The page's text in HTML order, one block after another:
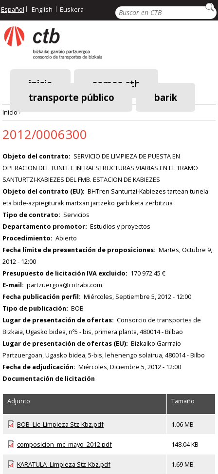
Pasar
contenido
principal
Buscar
Español English Euskera
Menú
principal
inicio
somos ctb
transporte público
barik
Ruta
de
navegación
Inicio›
2012/0006300
Objeto del contrato
SERVICIO DE LIMPIEZA DE PUESTA EN
OPERACION DEL TUNEL E INFRAESTRUCTURAS VIARIAS EN EL TRAMO
SANTURTZI-KABIEZES DEL FMB. ESTACION DE KABIEZES
Objeto del contrato (EU) BHTren Santurtzi-Kabiezes tartean tunela
eta bide-azpiegiturak martxan jartzeko garbiketa zerbitzua
Tipo de contrato
Servicios
Departamento promotor Estudios y proyectos
Procedimiento
Abierto
Fecha límite de presentación de proposiciones Martes, Octubre 9,
2012 - 12:00
Presupuesto de licitación IVA excluido
170 972.45 €
E-mail
partzuergoa@cotrabi.com
Fecha publicación perfil
Miércoles, Septiembre 5, 2012 - 12:00
Tipo de publicación
BOB
Lugar de presentación de ofertas Consorcio de transportes de
Bizkaia, Ugasko bidea, nº5 - bis, primera planta, 480014 - Bilbao
Lugar de presentación de ofertas (EU) Bizkaiko Garrraio
Partzuergoan, Ugasko bidea, 5-bis, lehenengo solairua, 480014 - Bilbo
Fecha de adjudicación
Miércoles, Diciembre 5, 2012 - 12:00
Documentación de licitación
Adjunto Tamaño
BOB_Lic_Limpieza Stz-Kbz.pdf 1.06 MB
composicion_mc_mayo_2012.pdf 148.04 KB
KARATULA_Limpieza Stz-Kbz.pdf 1.69 MB